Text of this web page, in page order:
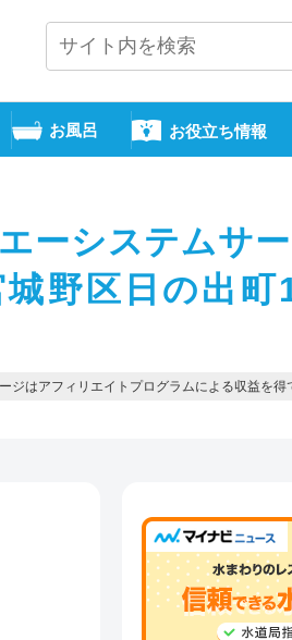
お風呂 お役立ち情報
ーシステムサ
野区日の出町
ジはアフィリエイトプログラムによる収益を得